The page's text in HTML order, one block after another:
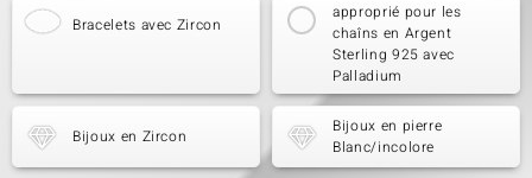
Bracelets avec Zircon
approprié pour les
chaîns en Argent
Sterling 925 avec
Palladium
Bijoux en Zircon
Bijoux en pierre
Blanc/incolore